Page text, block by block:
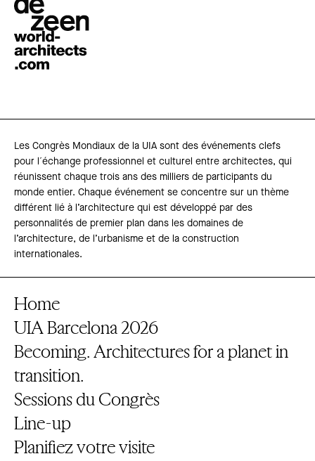
Les Congrès Mondiaux de la UIA sont des événements clefs
pour l´échange professionnel et culturel entre architectes, qui
réunissent chaque trois ans des milliers de participants du
monde entier. Chaque événement se concentre sur un thème
différent lié à l’architecture qui est développé par des
personnalités de premier plan dans les domaines de
l’architecture, de l’urbanisme et de la construction
internationales.
Home
UIA Barcelona 2026
Becoming. Architectures for a planet in
transition.
Sessions du Congrès
Line-up
Planifiez votre visite